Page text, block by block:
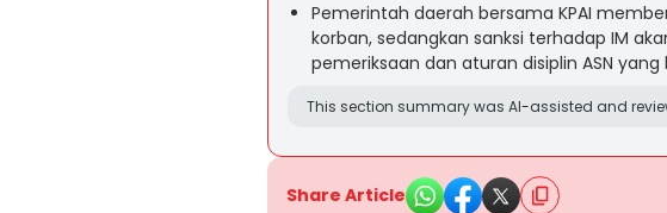
Pemerintah daerah bersama KPAI
korban, sedangkan sanksi terhadap IM
pemeriksaan dan aturan disiplin ASN yang
This section summary was AI-assisted and
Share Article